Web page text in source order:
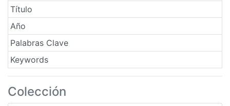
Título
Año
Palabras Clave
Keywords
Colección